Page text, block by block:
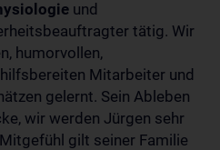
und
tätig. Wir
humorvollen,
Mitarbeiter und
gelernt. Sein Ableben
wir werden Jürgen sehr
gilt seiner Familie